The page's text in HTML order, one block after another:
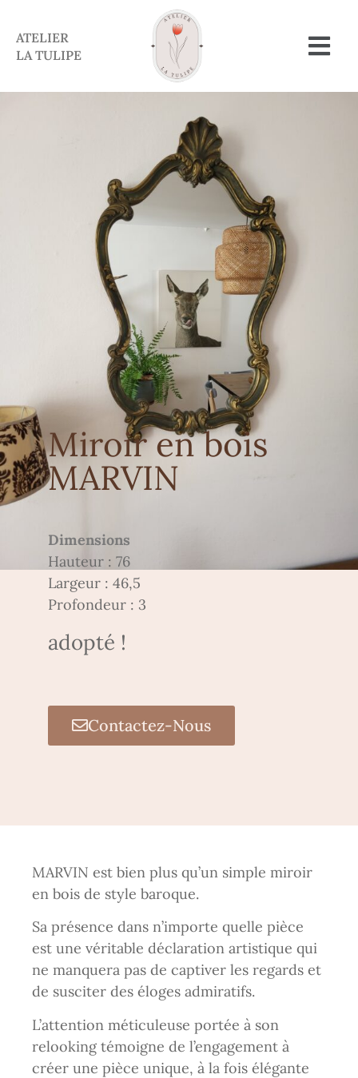
ATELIER
LA TULIPE
Miroir en bois
MARVIN
Dimensions
Hauteur : 76
Largeur : 46,5
Profondeur : 3
adopté !
Contactez-Nous
MARVIN est bien plus qu’un simple miroir
en bois de style baroque.
Sa présence dans n’importe quelle pièce
est une véritable déclaration artistique qui
ne manquera pas de captiver les regards et
de susciter des éloges admiratifs.
L’attention méticuleuse portée à son
relooking témoigne de l’engagement à
créer une pièce unique, à la fois élégante